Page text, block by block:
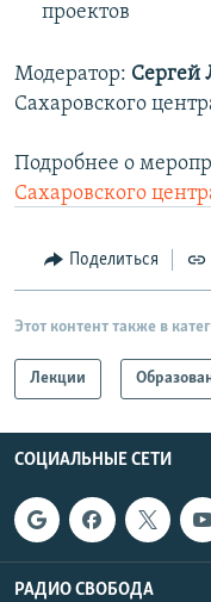
проектов
Модератор: Сергей
Сахаровского
Подробнее о
Сахаровского
Поделиться
Этот контент также в
Лекции
СОЦИАЛЬНЫЕ СЕТИ
РАДИО СВОБОДА